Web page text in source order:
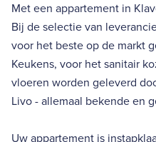
Met een appartement in
Bij de selectie van
voor het beste op de markt
Keukens, voor het sanitair
vloeren worden geleverd
Livo - allemaal bekende en
Uw appartement is